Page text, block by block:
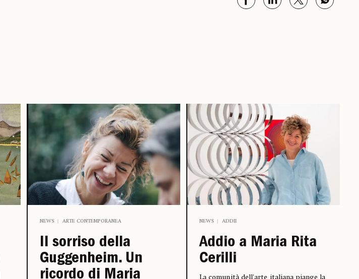
NEWS ARTE CONTEMPORANEA
Il sorriso della
Guggenheim. Un
ricordo di Maria
NEWS ADDII
Addio a Maria Rita
Cerilli